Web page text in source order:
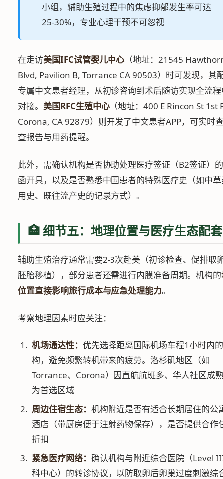
小组，辅助生殖过程中的焦虑抑郁发生率可达
25-30%，专业心理干预不可忽视
在走访美国IFC试管婴儿中心 （地址：21545
Blvd, Pavilion B, Torrance CA 90503）时可发现，其
专属中文患者经理，从初诊咨询到术后随访实现全流
对接。 美国RFC生殖中心 （地址：400 E Rincon St 1st
Corona, CA 92879）则开发了中文患者APP，可实时
查报告与用药提醒。
此外，需确认机构是否协助处理医疗签证（B2签证）
函开具，以及是否熟悉中国患者的特殊医疗史（如中
用史、既往流产史的记录方式）。
🏥 细节五：地理位置与医疗生态配套
辅助生殖治疗通常需要2-3次赴美（初诊检查、促排取
胚胎移植），部分患者还需进行内膜准备周期。机构的
位置直接影响旅行成本与应急处理能力。
考察地理因素时应关注：
机场通达性： 优先选择距离国际机场车程1小时内
构，避免频繁转机带来的疲劳。洛杉矶地区（如
Torrance、Corona）因直航航班多、华人社区成
为首选区域
周边住宿生态： 机构附近是否有适合长期居住的公
酒店（带厨房便于注射药物保存），是否提供合作
折扣
紧急医疗网络： 确认机构与附近综合医院（Level
科中心）的转诊协议，以防取卵后卵巢过度刺激综